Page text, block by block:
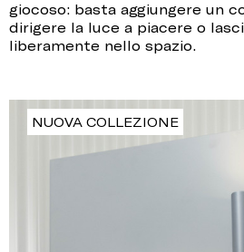
giocoso: basta aggiungere un
dirigere la luce a piacere o
liberamente nello spazio.
NUOVA COLLEZIONE